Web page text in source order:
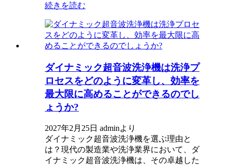
続きを読む
ダイナミック超音波洗浄機は洗浄プ
ロセスをどのように変革し、効率を
最大限に高めることができるのでし
ょうか?
2027年2月25日 adminより
ダイナミック超音波洗浄機を選ぶ理由と
は？現代の製造業や洗浄業界において、ダ
イナミック超音波洗浄機は、その卓越した